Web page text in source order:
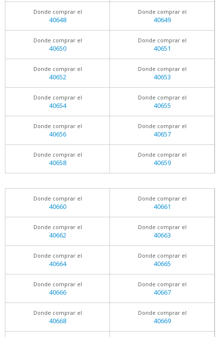
Donde comprar el
40648
Donde comprar el
40649
Donde comprar el
40650
Donde comprar el
40651
Donde comprar el
40652
Donde comprar el
40653
Donde comprar el
40654
Donde comprar el
40655
Donde comprar el
40656
Donde comprar el
40657
Donde comprar el
40658
Donde comprar el
40659
Donde comprar el
40660
Donde comprar el
40661
Donde comprar el
40662
Donde comprar el
40663
Donde comprar el
40664
Donde comprar el
40665
Donde comprar el
40666
Donde comprar el
40667
Donde comprar el
40668
Donde comprar el
40669